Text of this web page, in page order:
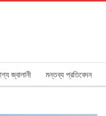
জ্বালানী মন্তব্য প্রতিবেদন